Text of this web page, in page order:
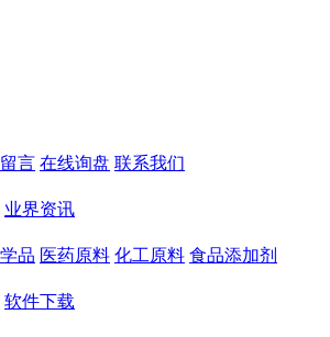
言 在线询盘 联系我们
业界资讯
品 医药原料 化工原料 食品添加剂
软件下载